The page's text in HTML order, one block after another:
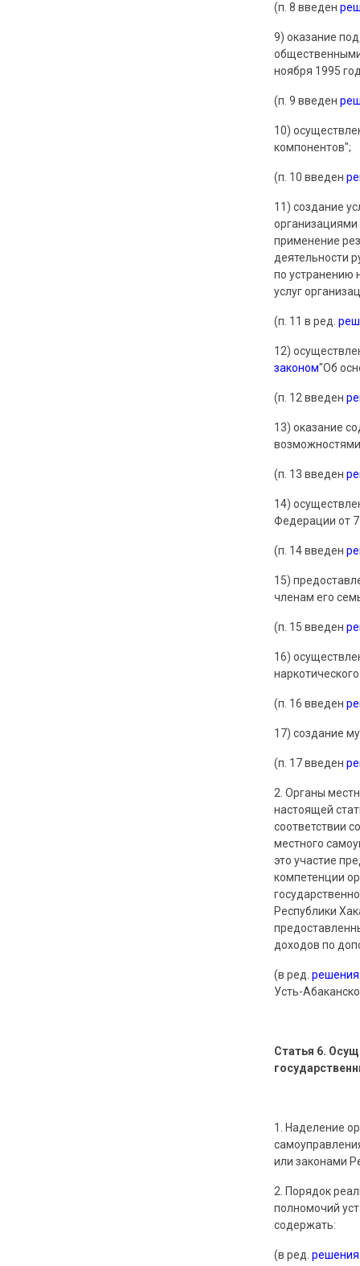
(п. 8 введен
9) оказание
ноября 1995
(п. 9 введен
10)
компонентов";
(п. 10 введен
11) создание
применение
деятельности
по устранению
услуг
(п. 11 в ред.
12)
законом"Об
(п. 12 введен
13) оказание
возможностями
(п. 13 введен
14)
Федерации от
(п. 14 введен
15)
членам его
(п. 15 введен
16)
(п. 16 введен
17) создание
(п. 17 введен
2. Органы
настоящей
соответствии
местного
это участие
компетенции
Республики
доходов по
(в ред. решения
Усть-
Статья 6.
1. Наделение
или законами
2. Порядок
полномочий
содержать:
(в ред. решения